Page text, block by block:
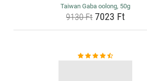
Taiwan Gaba oolong, 50g
9130 Ft7023 Ft